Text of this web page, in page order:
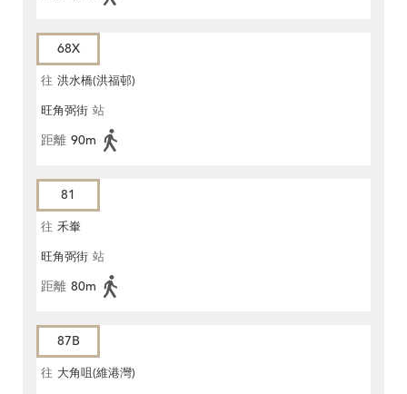
68X
往 洪水橋(洪福邨)
旺角弼街 站
距離 90m
81
往 禾輋
旺角弼街 站
距離 80m
87B
往 大角咀(維港灣)